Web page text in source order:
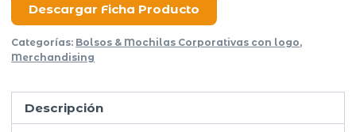
Descargar Ficha Producto
Categorías: Bolsos & Mochilas Corporativas con logo,
Merchandising
Descripción